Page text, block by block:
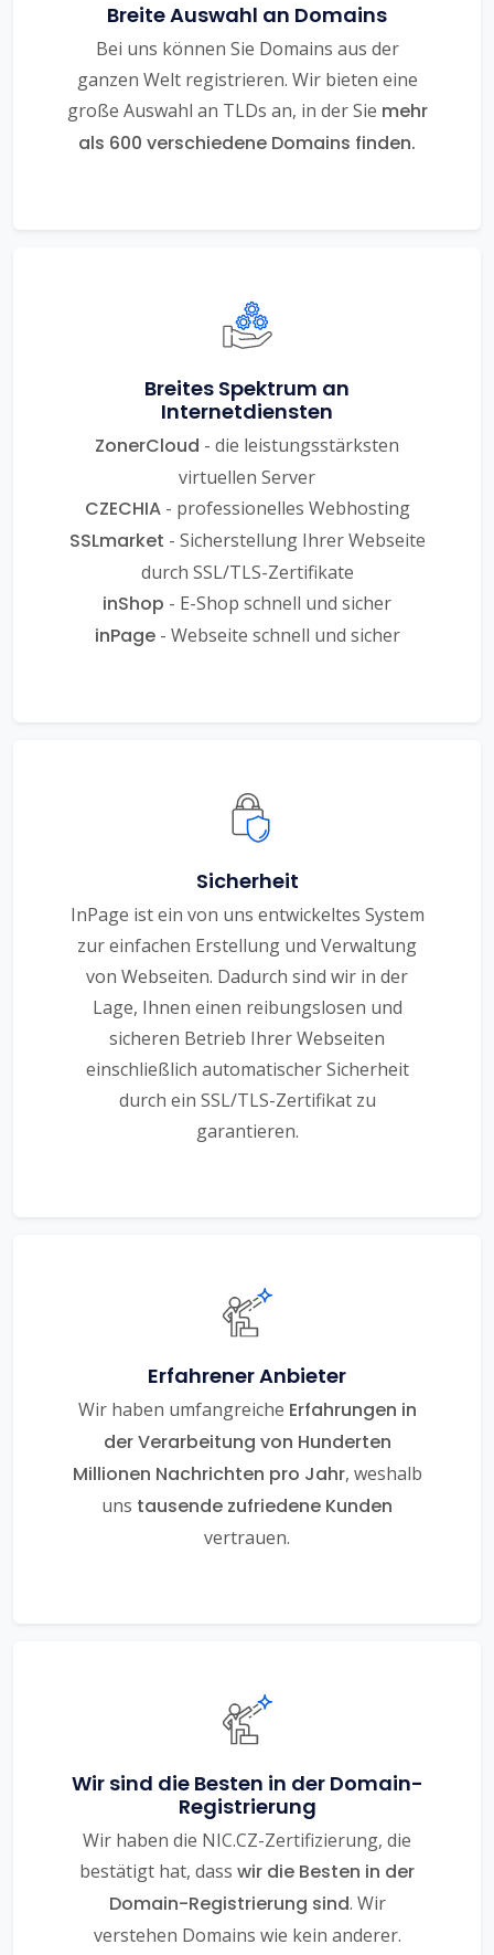
Breite Auswahl an Domains
Bei uns können Sie Domains aus der
ganzen Welt registrieren. Wir bieten eine
große Auswahl an TLDs an, in der Sie mehr
als 600 verschiedene Domains finden.
Breites Spektrum an
Internetdiensten
ZonerCloud - die leistungsstärksten
virtuellen Server
CZECHIA- professionelles Webhosting
SSLmarket - Sicherstellung Ihrer Webseite
durch SSL/TLS-Zertifikate
inShop - E-Shop schnell und sicher
inPage- Webseite schnell und sicher
Sicherheit
InPage ist ein von uns entwickeltes System
zur einfachen Erstellung und Verwaltung
von Webseiten. Dadurch sind wir in der
Lage, Ihnen einen reibungslosen und
sicheren Betrieb Ihrer Webseiten
einschließlich automatischer Sicherheit
durch ein SSL/TLS-Zertifikat zu
garantieren.
Erfahrener Anbieter
Wir haben umfangreiche Erfahrungen in
der Verarbeitung von Hunderten
Millionen Nachrichten pro Jahr, weshalb
uns tausende zufriedene Kunden
vertrauen.
Wir sind die Besten in der Domain-
Registrierung
Wir haben die NIC.CZ-Zertifizierung, die
bestätigt hat, dass wir die Besten in der
Domain-Registrierung sind. Wir
verstehen Domains wie kein anderer.